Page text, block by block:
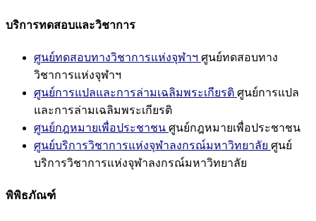
บริการทดสอบและวิชาการ
ศูนย์ทดสอบทางวิชาการแห่งจุฬาฯ ศูนย์ทดสอบทาง
วิชาการแห่งจุฬาฯ
ศูนย์การแปลและการล่ามเฉลิมพระเกียรติ ศูนย์การแปล
และการล่ามเฉลิมพระเกียรติ
ศูนย์กฎหมายเพื่อประชาชน ศูนย์กฎหมายเพื่อประชาชน
ศูนย์บริการวิชาการแห่งจุฬาลงกรณ์มหาวิทยาลัย ศูนย์
บริการวิชาการแห่งจุฬาลงกรณ์มหาวิทยาลัย
พิพิธภัณฑ์